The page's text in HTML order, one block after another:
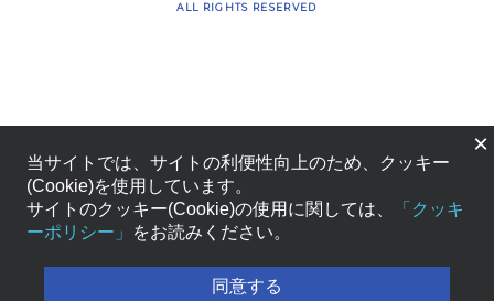
ALL RIGHTS RESERVED
×
当サイトでは、サイトの利便性向上のため、クッキー
(Cookie)を使用しています。
サイトのクッキー(Cookie)の使用に関しては、
「クッキ
ーポリシー」
をお読みください。
同意する